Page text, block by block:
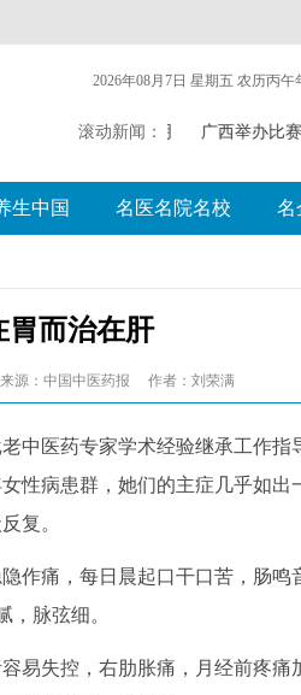
2026年08月7日 星期五 农历丙午
滚动新闻：
遗失声明 广西举办比
生中国 名医名院名校 名
胃而治在肝
来源：中国中医药报 作者：刘荣满
医药专家学术经验继承工作指
性病患群，她们的主症几乎如出
复。
痛，每日晨起口干口苦，肠鸣
，脉弦细。
失控，右肋胀痛，月经前疼痛